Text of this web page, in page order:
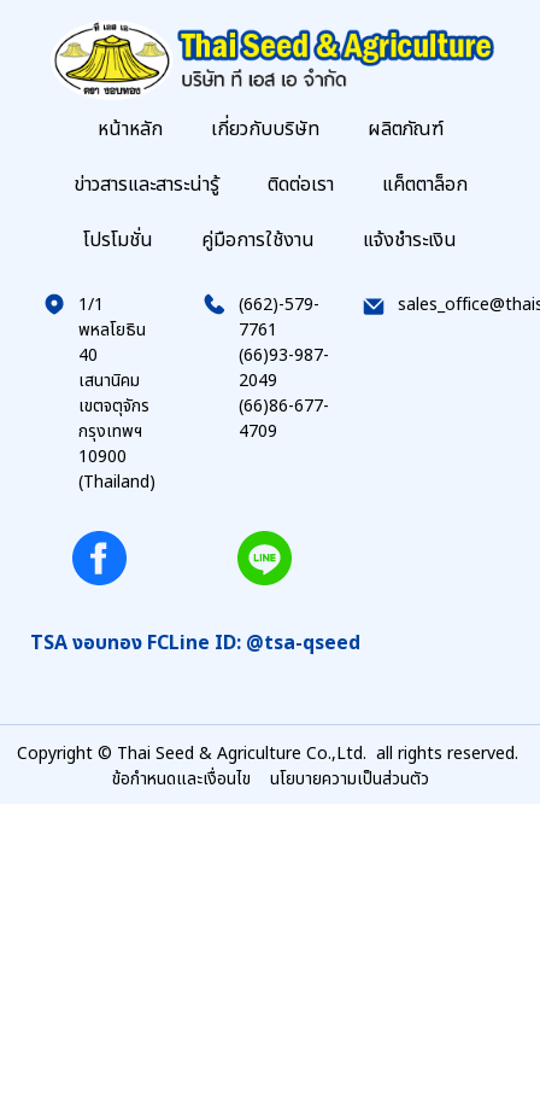
หน้าหลัก เกี่ยวกับบริษัท
ผลิตภัณฑ์
ข่าวสารและสาระน่ารู้
ติดต่อเรา
แค็ตตาล็อก
โปรโมชั่น
คู่มือการใช้งาน แจ้งชำระเงิน
1/1
พหลโยธิน
40
เสนานิคม
เขตจตุจักร
กรุงเทพฯ
10900
(Thailand)
(662)-579-
7761
(66)93-987-
2049
(66)86-677-
4709
TSA งอบทอง FCLine ID: @tsa-qseed
Copyright © Thai Seed & Agriculture Co.,Ltd. all rights reserved.
ข้อกำหนดและเงื่อนไข
นโยบายความเป็นส่วนตัว